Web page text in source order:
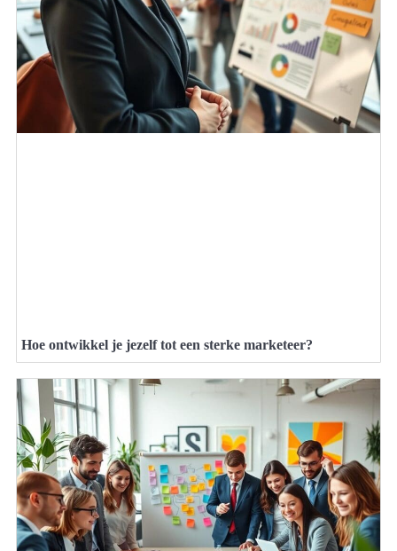
Hoe ontwikkel je jezelf tot een sterke marketeer?